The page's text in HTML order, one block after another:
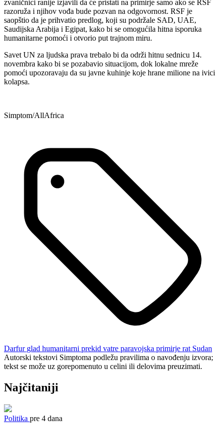
zvaničnici ranije izjavili da će pristati na primirje samo ako se RSF
razoruža i njihov vođa bude pozvan na odgovornost. RSF je
saopštio da je prihvatio predlog, koji su podržale SAD, UAE,
Saudijska Arabija i Egipat, kako bi se omogućila hitna isporuka
humanitarne pomoći i otvorio put trajnom miru.
Savet UN za ljudska prava trebalo bi da održi hitnu sednicu 14.
novembra kako bi se pozabavio situacijom, dok lokalne mreže
pomoći upozoravaju da su javne kuhinje koje hrane milione na ivici
kolapsa.
Simptom/AllAfrica
Darfur glad humanitarni prekid vatre paravojska primirje rat Sudan
Autorski tekstovi Simptoma podležu pravilima o navođenju izvora;
tekst se može uz gorepomenuto u celini ili delovima preuzimati.
Najčitaniji
Politika pre 4 dana